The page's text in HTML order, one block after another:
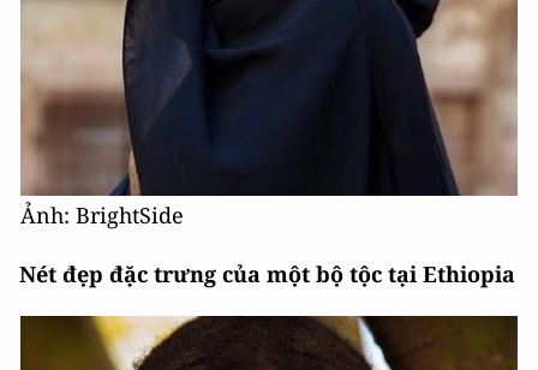
Ảnh: BrightSide
Nét đẹp đặc trưng của một bộ tộc tại Ethiopia